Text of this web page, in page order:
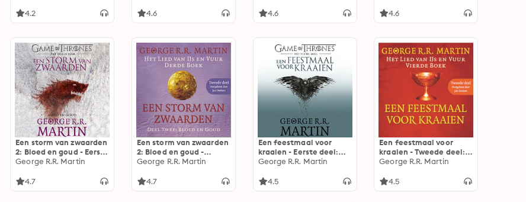
4.2 4.6 4.6 4.6
Een storm van zwaarden
2: Bloed en goud - Eerste
deel: Het lied van IJs en
George R.R. Martin
4.7
Een storm van zwaarden
2: Bloed en goud -
Tweede deel: Het lied
George R.R. Martin
4.7
Een feestmaal voor
kraaien - Eerste deel:
Het lied van IJs en Vuur
George R.R. Martin
4.5
Een feestmaal voor
kraaien - Tweede deel:
Het lied van IJs en Vuur
George R.R. Martin
4.5